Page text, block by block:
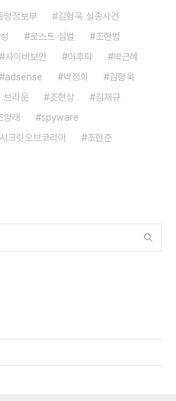
앙정보부
김형욱 실종사건
로스트 심벌
조현범
사이버보안 이후락
박근혜
adsense 박정희
김형욱
브라운 조현상
김재규
양래
spyware
크릿오브코리아 조현준